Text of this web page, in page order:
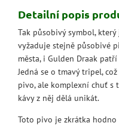
Detailní popis
Tak působivý symbol,
vyžaduje stejně působivé
města, i Gulden Draak
Jedná se o tmavý tripel,
pivo, ale komplexní chuť s
kávy z něj dělá unikát.
Toto pivo je zkrátka hodno